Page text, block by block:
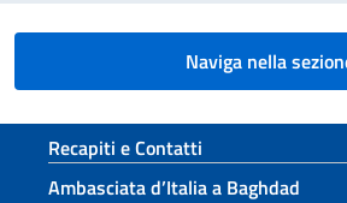
Naviga nella
Sezione footer
Recapiti e Contatti
Ambasciata d’Italia a Baghdad